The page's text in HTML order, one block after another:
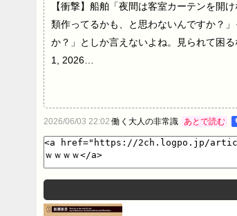
【衝撃】船舶「夜間は客室カーテンを開
類作ってるかも、と思わないんですか？
か？」としか言えないよね。見られて困
1, 2026…
2026/06/03 22:02働く大人の非常識 あとで読む